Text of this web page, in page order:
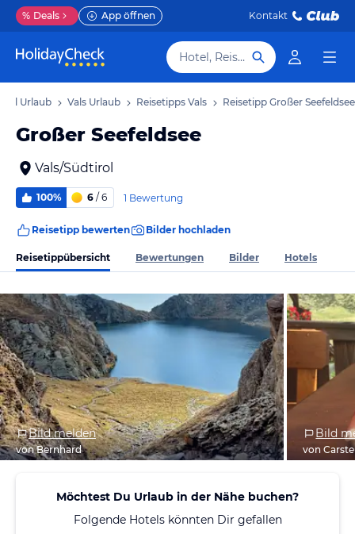
% Deals App öffnen Kontakt
Hotel, Reiseziel
Urlaub Vals Urlaub Reisetipps Vals Reisetipp Großer Seefeldsee
Großer Seefeldsee
Vals/Südtirol
100% 6 / 6 1 Bewertung
Reisetipp bewerten Bilder hochladen
Reisetippübersicht Bewertungen Bilder Hotels
Bild melden
von Bernhard
Bild
von
Möchtest Du Urlaub in der Nähe buchen?
Folgende Hotels könnten Dir gefallen